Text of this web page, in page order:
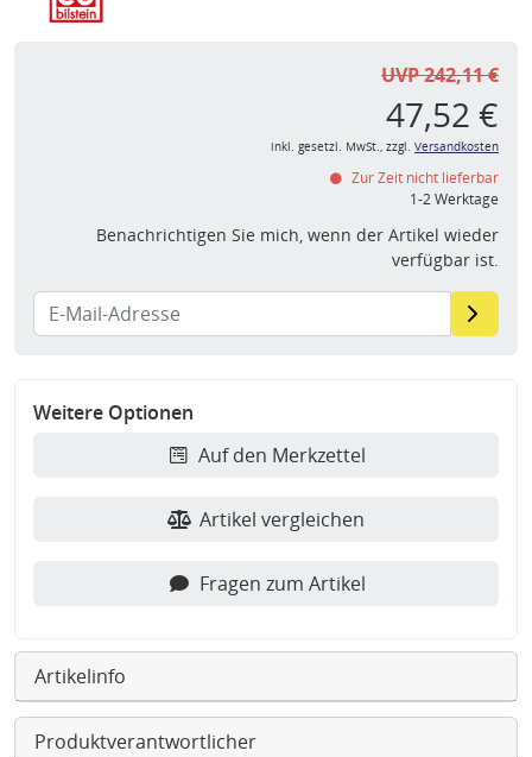
UVP 242,11 €
47,52 €
inkl. gesetzl. MwSt., zzgl. Versandkosten
Zur Zeit nicht lieferbar
1-2 Werktage
Benachrichtigen Sie mich, wenn der Artikel wieder
verfügbar ist.
Weitere Optionen
Auf den Merkzettel
Artikel vergleichen
Fragen zum Artikel
Artikelinfo
Produktverantwortlicher